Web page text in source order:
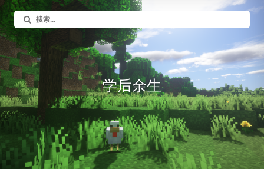
学后余生